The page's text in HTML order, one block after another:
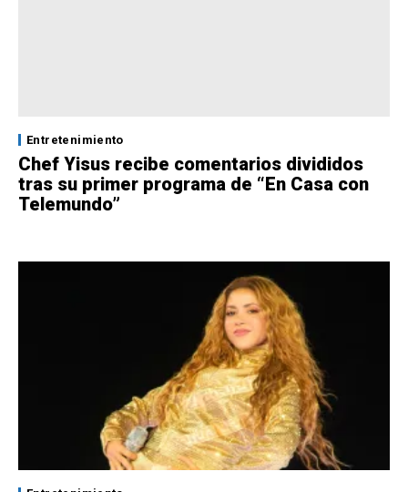
Entretenimiento
Chef Yisus recibe comentarios divididos
tras su primer programa de “En Casa con
Telemundo”